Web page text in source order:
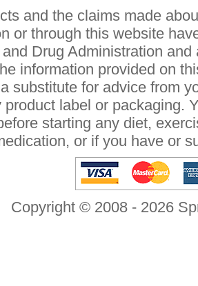
and the claims made
or through this website
Drug Administration
information provided on
substitute for advice from
product label or packaging.
starting any diet,
or if you have or
Copyright © 2008 - 2026